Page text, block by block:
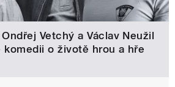
Vetchý a Václav Neužil
komedii o životě hrou a hře